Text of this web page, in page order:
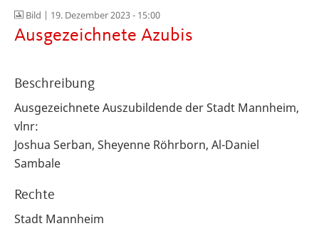
Bild | 19. Dezember 2023 - 15:00
Ausgezeichnete Azubis
Beschreibung
Ausgezeichnete Auszubildende der Stadt Mannheim,
vlnr:
Joshua Serban, Sheyenne Röhrborn, Al-Daniel
Sambale
Rechte
Stadt Mannheim